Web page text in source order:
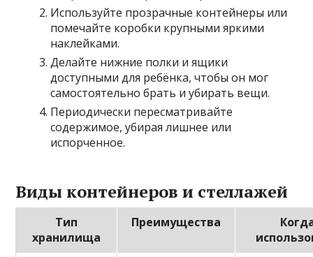
Используйте прозрачные контейнеры или
помечайте коробки крупными яркими
наклейками.
Делайте нижние полки и ящики
доступными для ребёнка, чтобы он мог
самостоятельно брать и убирать вещи.
Периодически пересматривайте
содержимое, убирая лишнее или
испорченное.
Виды контейнеров и стеллажей
Тип
хранилища
Преимущества